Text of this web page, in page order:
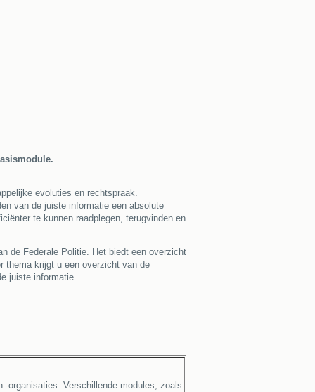
evoluties en rechtspraak.
van de juiste informatie een absolute
te kunnen raadplegen, terugvinden en
de Federale Politie. Het biedt een overzicht
thema krijgt u een overzicht van de
juiste informatie.
organisaties. Verschillende modules, zoals